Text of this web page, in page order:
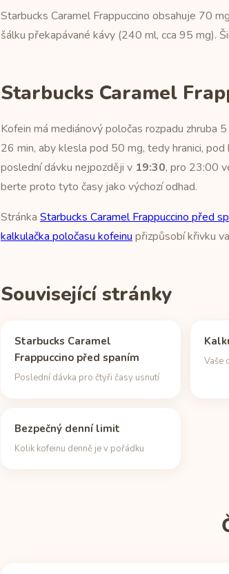
Starbucks Caramel Frappuccino obsahuje 70
šálku překapávané kávy (240 ml, cca 95 mg).
Starbucks Caramel
Kofein má mediánový poločas rozpadu
26 min, aby klesla pod 50 mg, tedy hranici,
poslední dávku nejpozději v 19:30, pro 23:00
berte proto tyto časy jako výchozí odhad.
Stránka Starbucks Caramel Frappuccino před
kalkulačka poločasu kofeinu přizpůsobí křivku
Související stránky
Starbucks Caramel
Frappuccino před spaním
Poslední dávka pro čtyři časy usnutí
Vaše
Bezpečný denní limit
Kolik kofeinu denně je v pořádku